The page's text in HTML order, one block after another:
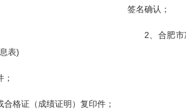
签名确认；
2、合肥
表)
格证（成绩证明）复印件；